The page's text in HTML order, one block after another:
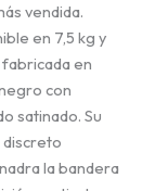
vendida.
en 7,5 kg y
fabricada en
con
satinado. Su
la bandera